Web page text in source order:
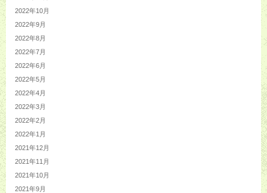
2022年10月
2022年9月
2022年8月
2022年7月
2022年6月
2022年5月
2022年4月
2022年3月
2022年2月
2022年1月
2021年12月
2021年11月
2021年10月
2021年9月